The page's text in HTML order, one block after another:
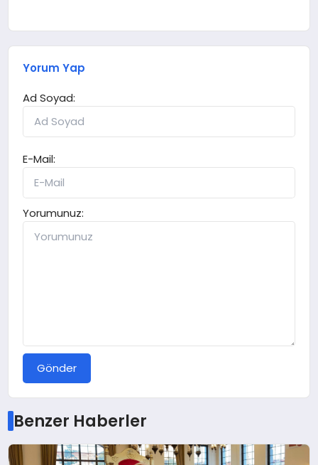
Yorum Yap
Ad Soyad:
E-Mail:
Yorumunuz:
Gönder
Benzer Haberler